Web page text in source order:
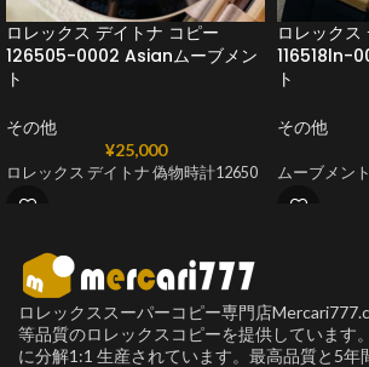
ロレックス デイトナ コピー
126505-0002 Asianムーブメン
ト
その他
¥25,000
ロレックス デイトナ 偽物時計12650
ロレックス
116518ln-
ト
その他
ムーブメン
ロレックススーパーコピー専門店
等品質のロレックスコピーを提供しています
に分解1:1 生産されています。最高品質と5年